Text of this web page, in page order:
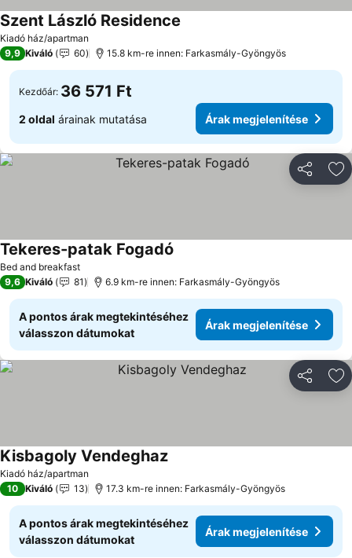
Kiadó ház/apartman
Szent László Residence
9,9 Kiváló 60 15.8 km-re innen: Farkasmály-Gyöngyös
Kezdőár: 36 571 Ft
2 oldal árainak mutatása Árak megjelenítése
Bed and breakfast
Tekeres-patak Fogadó
9,6 Kiváló 81 6.9 km-re innen: Farkasmály-Gyöngyös
A pontos árak megtekintéséhez
válasszon dátumokat
Árak megjelenítése
Kiadó ház/apartman
Kisbagoly Vendeghaz
10 Kiváló 13 17.3 km-re innen: Farkasmály-Gyöngyös
A pontos árak megtekintéséhez
válasszon dátumokat
Árak megjelenítése